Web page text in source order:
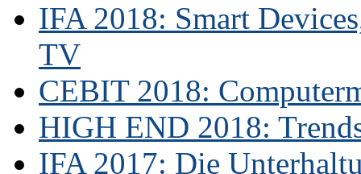
IFA 2018: Smart
TV
CEBIT 2018:
HIGH END 2018:
IFA 2017: Die